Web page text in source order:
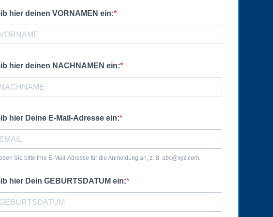
hier deinen VORNAMEN ein:
hier deinen NACHNAMEN ein:
hier Deine E-Mail-Adresse ein:
Sie bitte Ihre E-Mail-Adresse für die Anmeldung an, z. B. abc@xyz.com.
hier Dein GEBURTSDATUM ein: